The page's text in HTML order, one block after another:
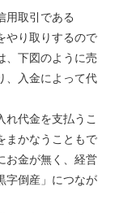
用取引である
やり取りするので
、下図のように売
、入金によって代
れ代金を支払うこ
まかなうこともで
お金が無く、経営
字倒産」につなが